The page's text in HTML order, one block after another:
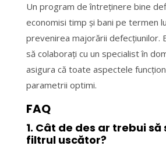
Un program de întreținere bine
economisi timp și bani pe termen
prevenirea majorării defecțiunilor.
să colaborați cu un specialist în
asigura că toate aspectele
parametrii optimi.
FAQ
1. Cât de des ar trebui să
filtrul uscător?